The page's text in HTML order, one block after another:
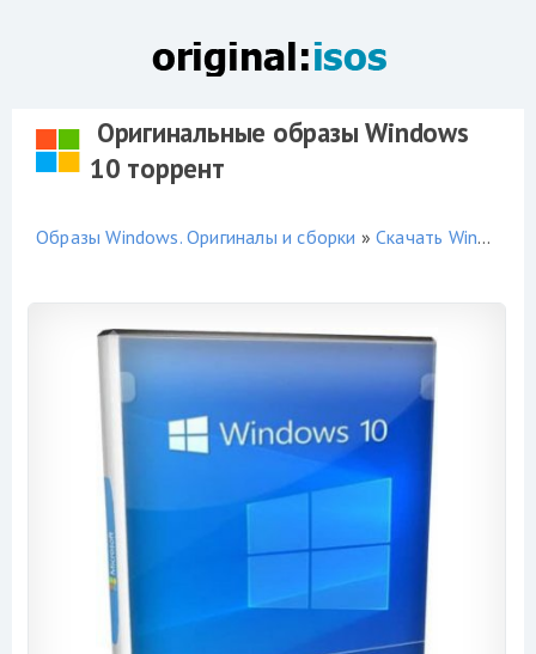
Оригинальные образы Windows
10 торрент
Образы Windows. Оригиналы и сборки »Скачать Windows 10 торрент